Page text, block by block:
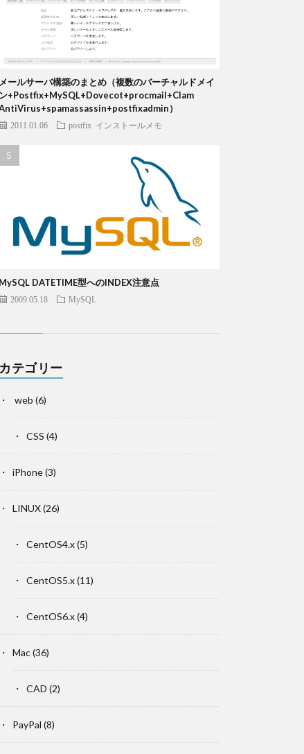
メールサーバ構築のまとめ（複数のバーチャルドメイ
ン+Postfix+MySQL+Dovecot+procmail+Clam
）
2011.01.06 postfix インストールメモ
MySQL DATETIME型へのINDEX注意点
2009.05.18 MySQL
カテゴリー
web (6)
CSS (4)
iPhone(3)
LINUX(26)
CentOS4.x(5)
CentOS5.x(11)
CentOS6.x(4)
Mac(36)
CAD (2)
PayPal (8)